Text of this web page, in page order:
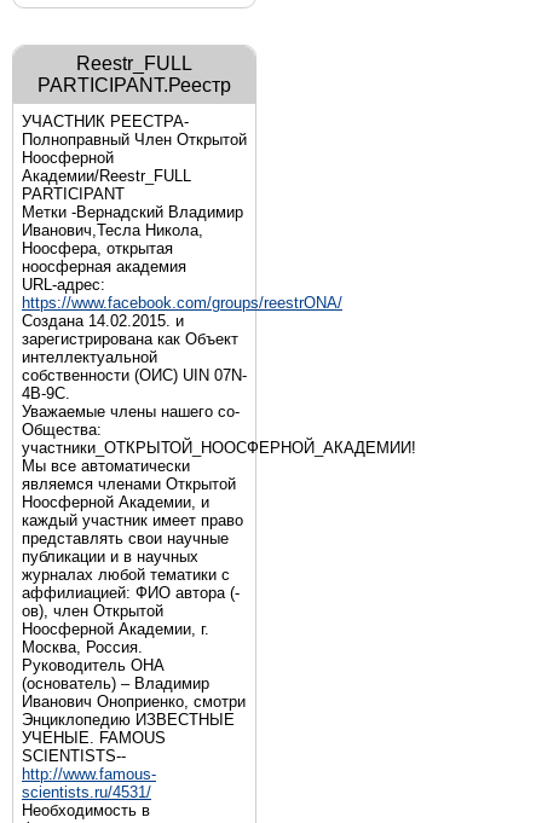
Reestr_FULL
PARTICIPANT.Реестр
УЧАСТНИК РЕЕСТРА-
Полноправный Член Открытой
Ноосферной
Академии/Reestr_FULL
PARTICIPANT
Метки -Вернадский Владимир
Иванович,Тесла Никола,
Ноосфера, открытая
ноосферная академия
URL-адрес:
https://www.facebook.com/groups/reestrONA/
Создана 14.02.2015. и
зарегистрирована как Объект
интеллектуальной
собственности (ОИС) UIN 07N-
4B-9C.
Уважаемые члены нашего со-
Общества:
участники_ОТКРЫТОЙ_НООСФЕРНОЙ_АКАДЕМИИ!
Мы все автоматически
являемся членами Открытой
Ноосферной Академии, и
каждый участник имеет право
представлять свои научные
публикации и в научных
журналах любой тематики с
аффилиацией: ФИО автора (-
ов), член Открытой
Ноосферной Академии, г.
Москва, Россия.
Руководитель ОНА
(основатель) – Владимир
Иванович Оноприенко, смотри
Энциклопедию ИЗВЕСТНЫЕ
УЧЕНЫЕ. FAMOUS
SCIENTISTS--
http://www.famous-
scientists.ru/4531/
Необходимость в